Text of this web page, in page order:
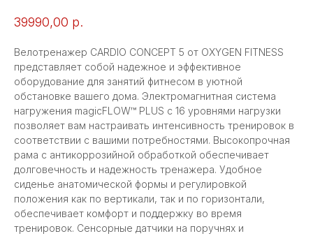
39990,00 р.
Велотренажер CARDIO CONCEPT 5 от OXYGEN FITNESS
представляет собой надежное и эффективное
оборудование для занятий фитнесом в уютной
обстановке вашего дома. Электромагнитная система
нагружения magicFLOW™ PLUS с 16 уровнями нагрузки
позволяет вам настраивать интенсивность тренировок в
соответствии с вашими потребностями. Высокопрочная
рама с антикоррозийной обработкой обеспечивает
долговечность и надежность тренажера. Удобное
сиденье анатомической формы и регулировкой
положения как по вертикали, так и по горизонтали,
обеспечивает комфорт и поддержку во время
тренировок. Сенсорные датчики на поручнях и